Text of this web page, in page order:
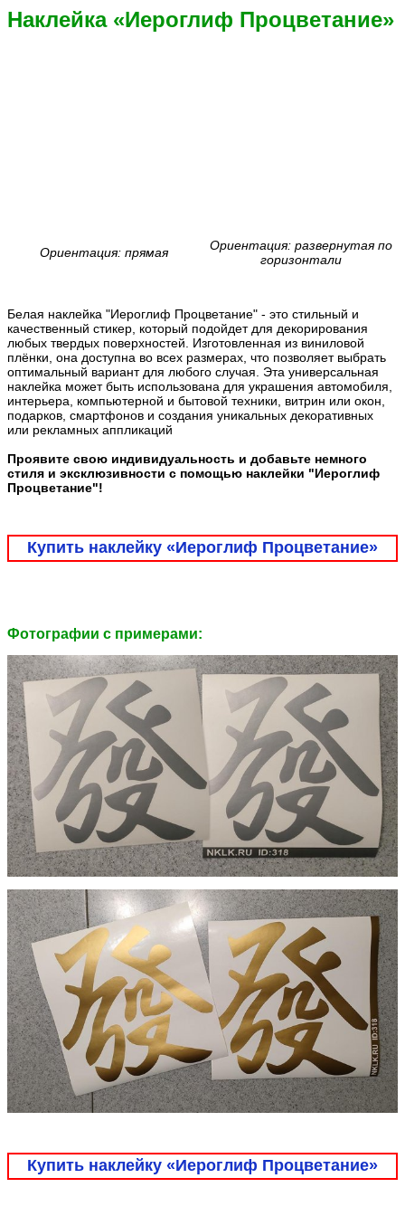
Наклейка «Иероглиф Процветание»
Ориентация: прямая
Ориентация: развернутая по
горизонтали
Белая наклейка "Иероглиф Процветание" - это стильный и
качественный стикер, который подойдет для декорирования
любых твердых поверхностей. Изготовленная из виниловой
плёнки, она доступна во всех размерах, что позволяет выбрать
оптимальный вариант для любого случая. Эта универсальная
наклейка может быть использована для украшения автомобиля,
интерьера, компьютерной и бытовой техники, витрин или окон,
подарков, смартфонов и создания уникальных декоративных
или рекламных аппликаций
Проявите свою индивидуальность и добавьте немного
стиля и эксклюзивности с помощью наклейки "Иероглиф
Процветание"!
Купить наклейку «Иероглиф Процветание»
Фотографии c примерами:
Купить наклейку «Иероглиф Процветание»